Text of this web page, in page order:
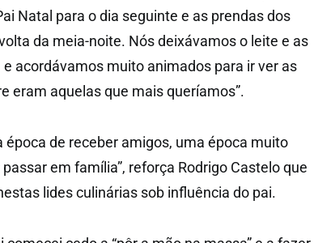
Natal para o dia seguinte e as prendas dos
da meia-noite. Nós deixávamos o leite e as
acordávamos muito animados para ir ver as
eram aquelas que mais queríamos”.
época de receber amigos, uma época muito
em família”, reforça Rodrigo Castelo que
lides culinárias sob influência do pai.